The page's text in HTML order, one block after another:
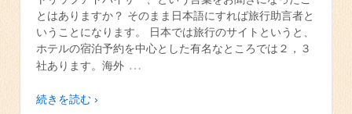
とはありますか？ そのまま日本語にすれば旅行助言者と
いうことになります。 日本では旅行のサイトというと、
ホテルの宿泊予約を中心とした有名なところでは２，３
社あります。海外 …
続きを読む ›